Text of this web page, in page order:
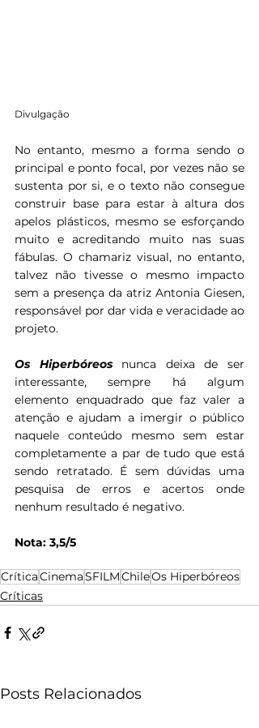
Divulgação
No entanto, mesmo a forma sendo o
principal e ponto focal, por vezes não se
sustenta por si, e o texto não consegue
construir base para estar à altura dos
apelos plásticos, mesmo se esforçando
muito e acreditando muito nas suas
fábulas. O chamariz visual, no entanto,
talvez não tivesse o mesmo impacto
sem a presença da atriz Antonia Giesen,
responsável por dar vida e veracidade ao
projeto.
Os Hiperbóreos
nunca deixa de ser
interessante, sempre há algum
elemento enquadrado que faz valer a
atenção e ajudam a imergir o público
naquele conteúdo mesmo sem estar
completamente a par de tudo que está
sendo retratado. É sem dúvidas uma
pesquisa de erros e acertos onde
nenhum resultado é negativo.
Nota: 3,5/5
CríticaCinemaSFILMChileOs Hiperbóreos
Críticas
Posts Relacionados